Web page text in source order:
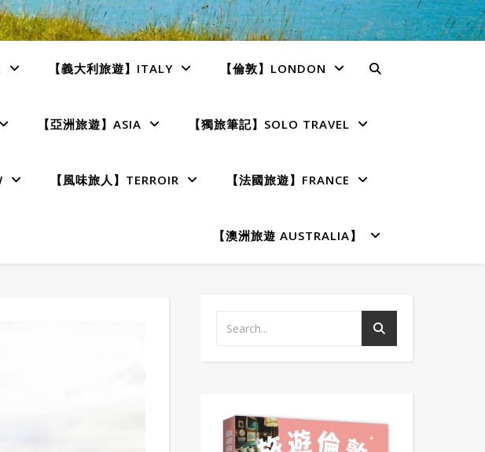
【義大利旅遊】ITALY 【倫敦】LONDON
【亞洲旅遊】ASIA 【獨旅筆記】SOLO TRAVEL
【風味旅人】TERROIR 【法國旅遊】FRANCE
【澳洲旅遊 AUSTRALIA】